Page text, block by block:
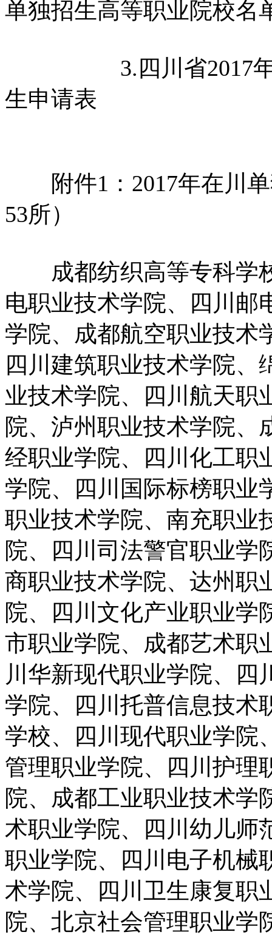
单独招生高等职业院校名
3.四川省2017年高
生申请表
附件1：2017年在川单
53所）
成都纺织高等专科学
电职业技术学院、四川邮
学院、成都航空职业技术
四川建筑职业技术学院、
业技术学院、四川航天职
院、泸州职业技术学院、
经职业学院、四川化工职
学院、四川国际标榜职业
职业技术学院、南充职业
院、四川司法警官职业学
商职业技术学院、达州职
院、四川文化产业职业学
市职业学院、成都艺术职
川华新现代职业学院、四
学院、四川托普信息技术
学校、四川现代职业学院
管理职业学院、四川护理
院、成都工业职业技术学
术职业学院、四川幼儿师
职业学院、四川电子机械
术学院、四川卫生康复职
院、北京社会管理职业学